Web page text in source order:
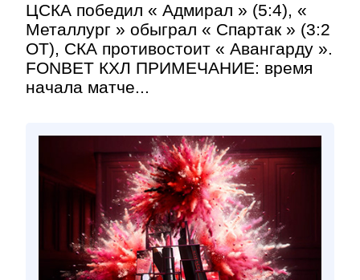
ЦСКА победил « Адмирал » (5:4), «
Металлург » обыграл « Спартак » (3:2
ОТ), СКА противостоит « Авангарду ».
FONBET КХЛ ПРИМЕЧАНИЕ: время
начала матче...